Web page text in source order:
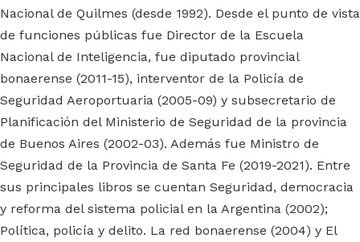
Nacional de Quilmes (desde 1992). Desde el punto de vista
de funciones públicas fue Director de la Escuela
Nacional de Inteligencia, fue diputado provincial
bonaerense (2011-15), interventor de la Policía de
Seguridad Aeroportuaria (2005-09) y subsecretario de
Planificación del Ministerio de Seguridad de la provincia
de Buenos Aires (2002-03). Además fue Ministro de
Seguridad de la Provincia de Santa Fe (2019-2021). Entre
sus principales libros se cuentan Seguridad, democracia
y reforma del sistema policial en la Argentina (2002);
Política, policía y delito. La red bonaerense (2004) y El